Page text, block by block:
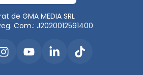
de GMA MEDIA SRL
Com.: J2020012591400